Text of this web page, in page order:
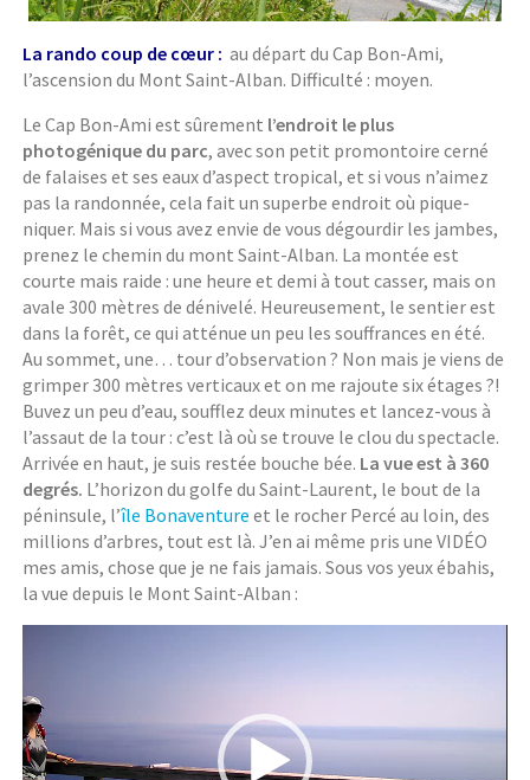
La rando coup de cœur : au départ du Cap Bon-Ami,
l’ascension du Mont Saint-Alban. Difficulté : moyen.
Le Cap Bon-Ami est sûrement l’endroit le plus
photogénique du parc, avec son petit promontoire cerné
de falaises et ses eaux d’aspect tropical, et si vous n’aimez
pas la randonnée, cela fait un superbe endroit où pique-
niquer. Mais si vous avez envie de vous dégourdir les jambes,
prenez le chemin du mont Saint-Alban. La montée est
courte mais raide : une heure et demi à tout casser, mais on
avale 300 mètres de dénivelé. Heureusement, le sentier est
dans la forêt, ce qui atténue un peu les souffrances en été.
Au sommet, une… tour d’observation ? Non mais je viens de
grimper 300 mètres verticaux et on me rajoute six étages ?!
Buvez un peu d’eau, soufflez deux minutes et lancez-vous à
l’assaut de la tour : c’est là où se trouve le clou du spectacle.
Arrivée en haut, je suis restée bouche bée. La vue est à 360
degrés. L’horizon du golfe du Saint-Laurent, le bout de la
péninsule, l’île Bonaventure et le rocher Percé au loin, des
millions d’arbres, tout est là. J’en ai même pris une VIDÉO
mes amis, chose que je ne fais jamais. Sous vos yeux ébahis,
la vue depuis le Mont Saint-Alban :